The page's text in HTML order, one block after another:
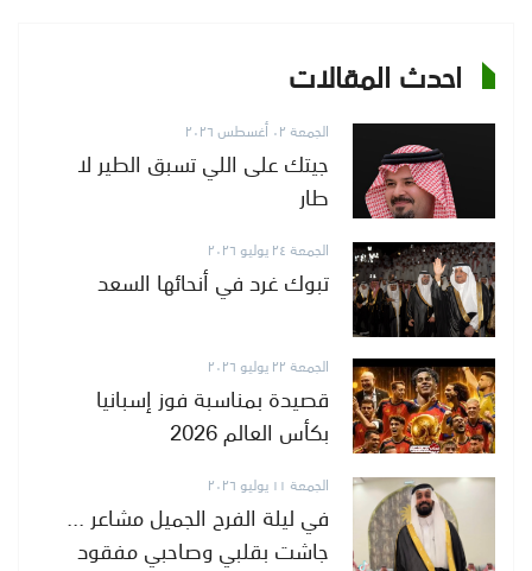
احدث المقالات
الجمعة ٠٢ أغسطس ٢٠٢٦
جيتك على اللي تسبق الطير لا
طار
الجمعة ٢٤ يوليو ٢٠٢٦
تبوك غرد في أنحائها السعد
الجمعة ٢٢ يوليو ٢٠٢٦
قصيدة بمناسبة فوز إسبانيا
بكأس العالم 2026
الجمعة ١١ يوليو ٢٠٢٦
في ليلة الفرح الجميل مشاعر ...
جاشت بقلبي وصاحبي مفقود